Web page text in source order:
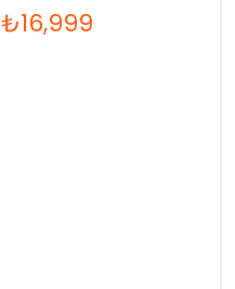
₺16,999